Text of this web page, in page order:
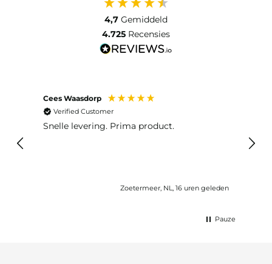
4,7 Gemiddeld
4.725 Recensies
Cees Waasdorp
Verified Customer
Snelle levering. Prima product.
Zoetermeer, NL, 16 uren geleden
lang
Pauze